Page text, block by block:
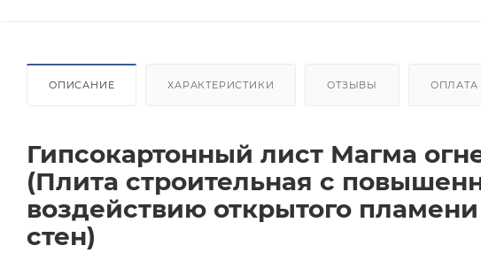
ОПИСАНИЕ ХАРАКТЕРИСТИКИ ОТЗЫВЫ ОПЛАТА
Гипсокартонный лист Магма
(Плита строительная с
воздействию открытого
стен)